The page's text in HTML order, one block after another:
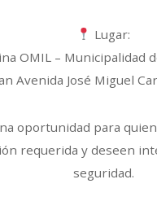
Lugar:
OMIL – Municipalidad
Avenida José Miguel
oportunidad para
requerida y deseen
seguridad.